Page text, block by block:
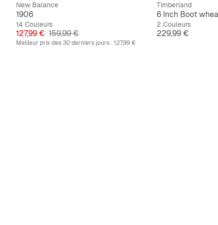
New Balance
1906
14 Couleurs
Prix
127,99 € Prix original
159,99 €
Meilleur prix des 30 derniers jours :127,99 €
Timberland
6 Inch Boot
2 Couleurs
Prix
229,99 €